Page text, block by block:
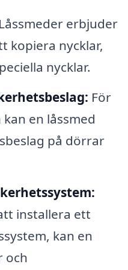
Låssmeder erbjuder
kopiera nycklar,
nycklar.
För
en låssmed
på dörrar
installera ett
kan en
och